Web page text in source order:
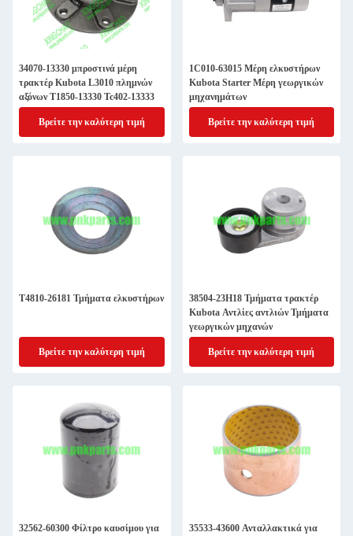
34070-13330 μπροστινά μέρη
τρακτέρ Kubota L3010 πλημνών
αξόνων T1850-13330 Tc402-13333
Βρείτε την καλύτερη τιμή
1C010-63015 Μέρη ελκυστήρων
Kubota Starter Μέρη γεωργικών
μηχανημάτων
Βρείτε την καλύτερη τιμή
Τ4810-26181 Τμήματα ελκυστήρων
Βρείτε την καλύτερη τιμή
38504-23H18 Τμήματα τρακτέρ
Kubota Αντλίες αντλιών Τμήματα
γεωργικών μηχανών
Βρείτε την καλύτερη τιμή
32562-60300 Φίλτρο καυσίμου για
35533-43600 Ανταλλακτικά για